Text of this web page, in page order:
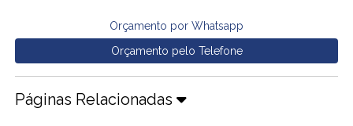
Orçamento por Whatsapp
Orçamento pelo Telefone
Páginas Relacionadas